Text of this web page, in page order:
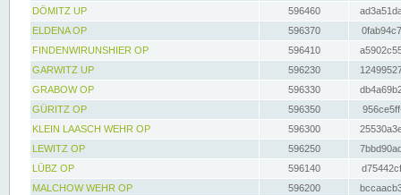
DÖMITZ UP
596460
ELDENA OP
596370
FINDENWIRUNSHIER OP
596410
GARWITZ UP
596230
GRABOW OP
596330
GÜRITZ OP
596350
KLEIN LAASCH WEHR OP
596300
LEWITZ OP
596250
LÜBZ OP
596140
MALCHOW WEHR OP
596200